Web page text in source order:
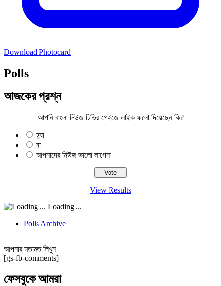
Download Photocard
Polls
আজকের প্রশ্ন
আপনি বাংলা নিউজ টিভির পেইজে লাইক ফলো দিয়েছেন কি?
হ্যা
না
আপনাদের নিউজ ভালো লাগেনা
View Results
Loading ...
Polls Archive
আপনার মতামত লিখুন
[gs-fb-comments]
ফেসবুকে আমরা